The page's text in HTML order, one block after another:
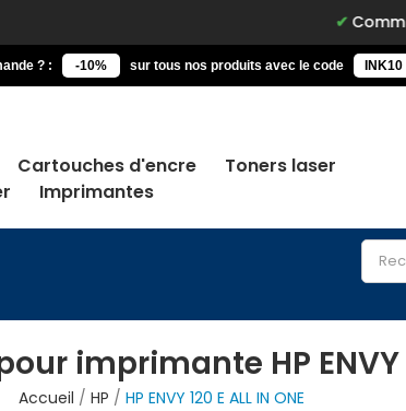
Commandez
? : -10% sur tous nos produits avec le code INK10
Cartouches d'encre
Toners laser
Imprimantes
imprimante HP ENVY
Accueil HP
HP ENVY 120 E ALL IN ONE